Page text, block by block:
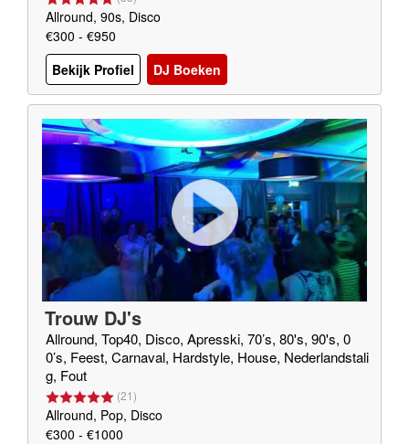
Allround, 90s, Disco
€300 - €950
Bekijk Profiel
DJ Boeken
Trouw DJ's
Allround, Top40, Disco, Apresski, 70’s, 80's, 90's, 0
0’s, Feest, Carnaval, Hardstyle, House, Nederlandstali
g, Fout
(21)
Allround, Pop, Disco
€300 - €1000